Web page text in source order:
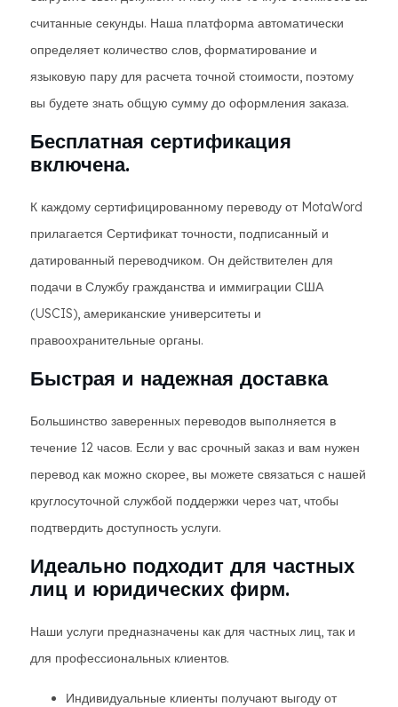
считанные секунды. Наша платформа автоматически
определяет количество слов, форматирование и
языковую пару для расчета точной стоимости, поэтому
вы будете знать общую сумму до оформления заказа.
Бесплатная сертификация
включена.
К каждому сертифицированному переводу от MotaWord
прилагается Сертификат точности, подписанный и
датированный переводчиком. Он действителен для
подачи в Службу гражданства и иммиграции США
(USCIS), американские университеты и
правоохранительные органы.
Быстрая и надежная доставка
Большинство заверенных переводов выполняется в
течение 12 часов. Если у вас срочный заказ и вам нужен
перевод как можно скорее, вы можете связаться с нашей
круглосуточной службой поддержки через чат, чтобы
подтвердить доступность услуги.
Идеально подходит для частных
лиц и юридических фирм.
Наши услуги предназначены как для частных лиц, так и
для профессиональных клиентов.
Индивидуальные клиенты получают выгоду от